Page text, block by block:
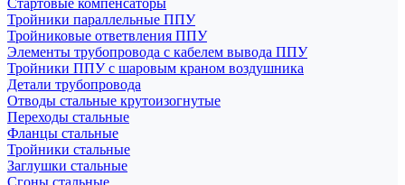
Стартовые компенсаторы
Тройники параллельные ППУ
Тройниковые ответвления ППУ
Элементы трубопровода с кабелем вывода ППУ
Тройники ППУ с шаровым краном воздушника
Детали трубопровода
Отводы стальные крутоизогнутые
Переходы стальные
Фланцы стальные
Тройники стальные
Заглушки стальные
Сгоны стальные